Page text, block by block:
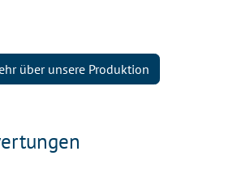
über unsere Produktion